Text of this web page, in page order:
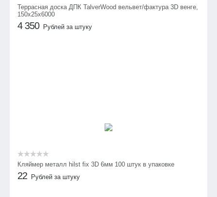
Террасная доска ДПК TalverWood вельвет/фактура 3D венге,
150х25х6000
4 350 Рублей за штуку
Кляймер металл hilst fix 3D 6мм 100 штук в упаковке
22 Рублей за штуку